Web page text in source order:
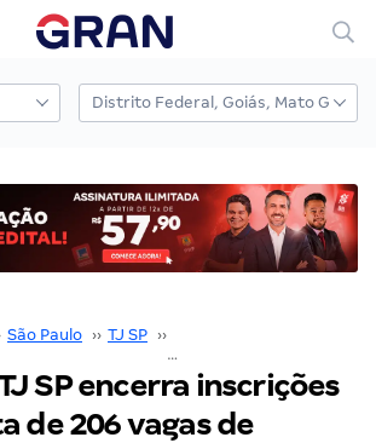
São Paulo ›› TJ SP ››
SP encerra inscrições
de 206 vagas de